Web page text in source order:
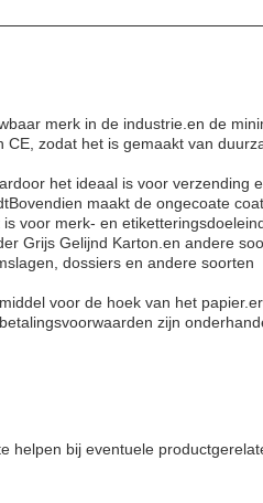
merk in de industrie.en de
zodat het is gemaakt van
het ideaal is voor verzending
maakt de ongecoate
voor merk- en
Grijs Gelijnd Karton.en andere
dossiers en andere soorten
voor de hoek van het
zijn
helpen bij eventuele